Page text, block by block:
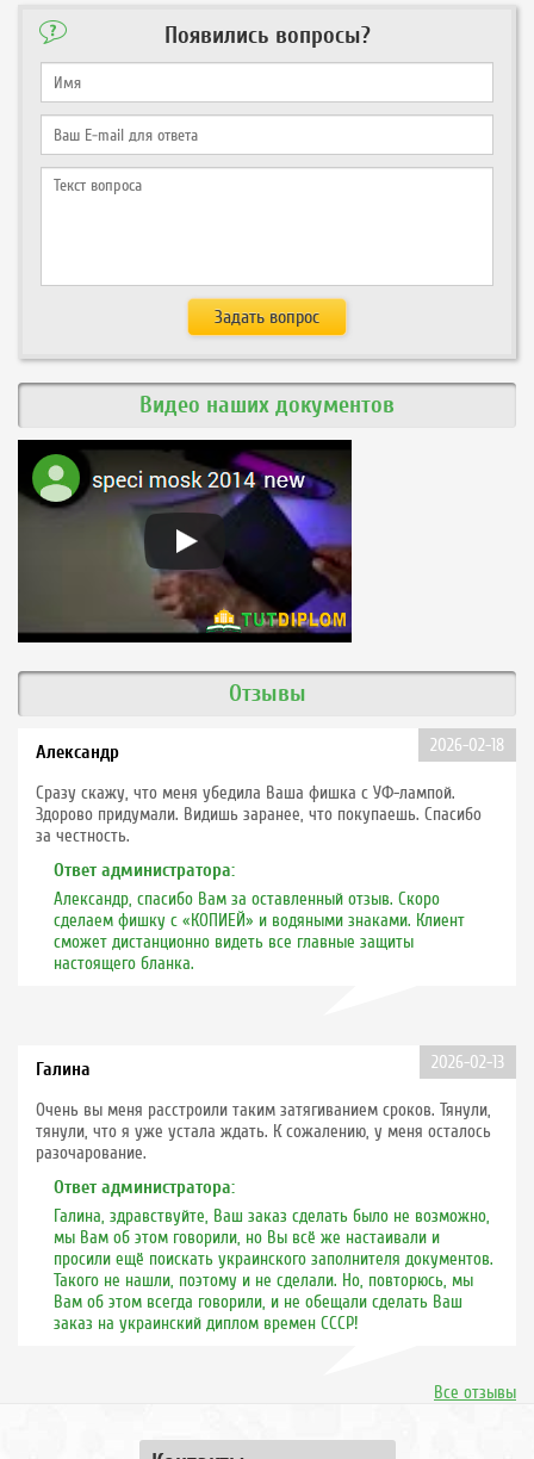
Появились вопросы?
Видео наших документов
Отзывы
Александр 2026-02-18
Сразу скажу, что меня убедила Ваша фишка с УФ-лампой.
Здорово придумали. Видишь заранее, что покупаешь. Спасибо
за честность.
Ответ администратора:
Александр, спасибо Вам за оставленный отзыв. Скоро
сделаем фишку с «КОПИЕЙ» и водяными знаками. Клиент
сможет дистанционно видеть все главные защиты
настоящего бланка.
Галина 2026-02-13
Очень вы меня расстроили таким затягиванием сроков. Тянули,
тянули, что я уже устала ждать. К сожалению, у меня осталось
разочарование.
Ответ администратора:
Галина, здравствуйте, Ваш заказ сделать было не возможно,
мы Вам об этом говорили, но Вы всё же настаивали и
просили ещё поискать украинского заполнителя документов.
Такого не нашли, поэтому и не сделали. Но, повторюсь, мы
Вам об этом всегда говорили, и не обещали сделать Ваш
заказ на украинский диплом времен СССР!
Все отзывы